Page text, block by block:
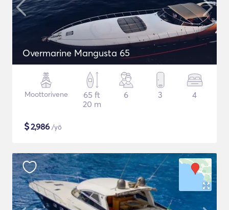
Overmarine Mangusta 65
Moottorivene
65 ft
20 m
6 3 4
$2,986 /yö